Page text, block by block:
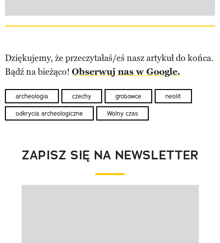
Dziękujemy, że przeczytałaś/eś nasz artykuł do końca.
Bądź na bieżąco! Obserwuj nas w Google.
archeologia czechy grobowce neolit
odkrycia archeologiczne Wolny czas
ZAPISZ SIĘ NA NEWSLETTER